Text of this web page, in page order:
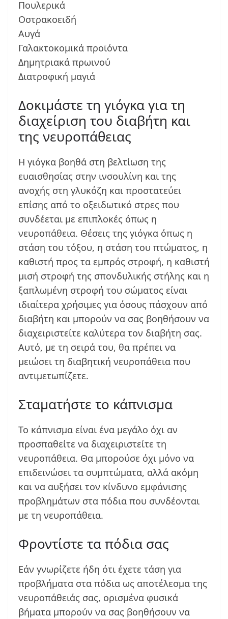
Πουλερικά
Οστρακοειδή
Αυγά
Γαλακτοκομικά προϊόντα
Δημητριακά πρωινού
Διατροφική μαγιά
Δοκιμάστε τη γιόγκα για τη
διαχείριση του διαβήτη και
της νευροπάθειας
Η γιόγκα βοηθά στη βελτίωση της
ευαισθησίας στην ινσουλίνη και της
ανοχής στη γλυκόζη και προστατεύει
επίσης από το οξειδωτικό στρες που
συνδέεται με επιπλοκές όπως η
νευροπάθεια. Θέσεις της γιόγκα όπως η
στάση του τόξου, η στάση του πτώματος, η
καθιστή προς τα εμπρός στροφή, η καθιστή
μισή στροφή της σπονδυλικής στήλης και η
ξαπλωμένη στροφή του σώματος είναι
ιδιαίτερα χρήσιμες για όσους πάσχουν από
διαβήτη και μπορούν να σας βοηθήσουν να
διαχειριστείτε καλύτερα τον διαβήτη σας.
Αυτό, με τη σειρά του, θα πρέπει να
μειώσει τη διαβητική νευροπάθεια που
αντιμετωπίζετε.
Σταματήστε το κάπνισμα
Το κάπνισμα είναι ένα μεγάλο όχι αν
προσπαθείτε να διαχειριστείτε τη
νευροπάθεια. Θα μπορούσε όχι μόνο να
επιδεινώσει τα συμπτώματα, αλλά ακόμη
και να αυξήσει τον κίνδυνο εμφάνισης
προβλημάτων στα πόδια που συνδέονται
με τη νευροπάθεια.
Φροντίστε τα πόδια σας
Εάν γνωρίζετε ήδη ότι έχετε τάση για
προβλήματα στα πόδια ως αποτέλεσμα της
νευροπάθειάς σας, ορισμένα φυσικά
βήματα μπορούν να σας βοηθήσουν να